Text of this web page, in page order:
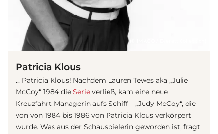
Patricia Klous
... Patricia Klous! Nachdem Lauren Tewes aka „Julie
McCoy“ 1984 die Serie verließ, kam eine neue
Kreuzfahrt-Managerin aufs Schiff – „Judy McCoy“, die
von von 1984 bis 1986 von Patricia Klous verkörpert
wurde. Was aus der Schauspielerin geworden ist, fragt